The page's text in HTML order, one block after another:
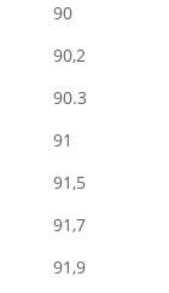
90
90,2
90.3
91
91,5
91,7
91,9